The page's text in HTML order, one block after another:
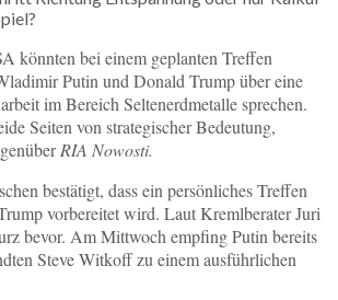
könnten bei einem geplanten Treffen
Putin und Donald Trump über eine
im Bereich Seltenerdmetalle sprechen.
Seiten von strategischer Bedeutung,
RIA Nowosti.
bestätigt, dass ein persönliches Treffen
vorbereitet wird. Laut Kremlberater Juri
bevor. Am Mittwoch empfing Putin bereits
Steve Witkoff zu einem ausführlichen